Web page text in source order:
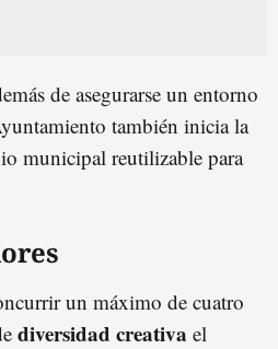
de asegurarse un entorno
también inicia la
municipal reutilizable para
un máximo de cuatro
diversidad creativa el